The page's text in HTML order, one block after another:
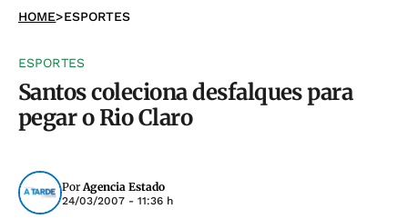
HOME>ESPORTES
ESPORTES
Santos coleciona desfalques para
pegar o Rio Claro
PorAgencia Estado
24/03/2007 - 11:36 h